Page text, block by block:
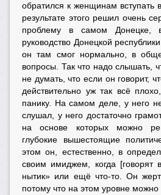
обратился к женщинам вступать
результате этого решил очень
проблему в самом Донецке,
руководство Донецкой
он там смог нормально, в
вопросы. Так что надо слышать,
не думать, что если он говорит,
действительно уж так всё
панику. На самом деле, у него
слушал, у него достаточно
на основе которых можно
глубокие вышестоящие
этом он, естественно, в
своим имиджем, когда [говорят
нытик» или ещё что-то. Он
потому что на этом уровне можно